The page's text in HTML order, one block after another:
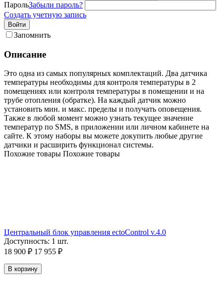
ПарольЗабыли пароль?
Создать учетную запись
Войти
Запомнить
Описание
Это одна из самых популярных комплектаций. Два датчика
температуры необходимы для контроля температуры в 2
помещениях или контроля температуры в помещении и на
трубе отопления (обратке). На каждый датчик можно
установить мин. и макс. пределы и получать оповещения.
Также в любой момент можно узнать текущее значение
температур по SMS, в приложении или личном кабинете на
сайте. К этому наборы вы можете докупить любые другие
датчики и расширить функционал системы.
Похожие товары Похожие товары
Центральный блок управления ectoСontrol v.4.0
Доступность: 1 шт.
18 900 ₽ 17 955 ₽
В корзину